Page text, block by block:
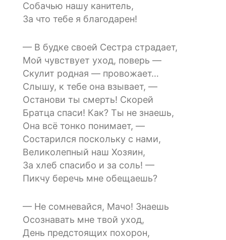
Собачью нашу канитель,
За что тебе я благодарен!
— В будке своей Сестра страдает,
Мой чувствует уход, поверь —
Скулит родная — провожает…
Слышу, к тебе она взывает, —
Останови ты смерть! Скорей
Братца спаси! Как? Ты не знаешь,
Она всё тонко понимает, —
Состарился поскольку с нами,
Великолепный наш Хозяин,
За хлеб спасибо и за соль! —
Пикчу беречь мне обещаешь?
— Не сомневайся, Мачо! Знаешь
Осознавать мне твой уход,
День предстоящих похорон,